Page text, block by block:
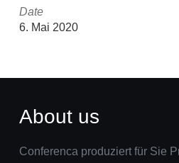
Date
6. Mai 2020
About us
Conferenca produziert für Sie